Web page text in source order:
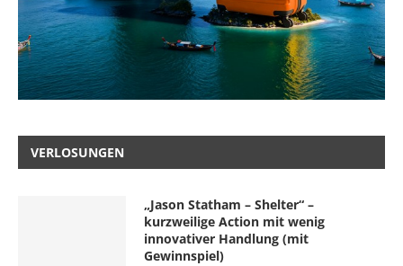
VERLOSUNGEN
„Jason Statham – Shelter“ –
kurzweilige Action mit wenig
innovativer Handlung (mit
Gewinnspiel)